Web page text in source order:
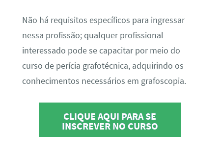
Não há requisitos específicos para ingressar
nessa profissão; qualquer profissional
interessado pode se capacitar por meio do
curso de perícia grafotécnica, adquirindo os
conhecimentos necessários em grafoscopia.
CLIQUE AQUI PARA SE
INSCREVER NO CURSO